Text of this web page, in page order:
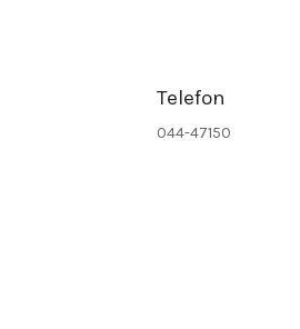
Telefon
044-47150